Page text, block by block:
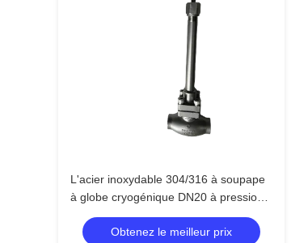
L'acier inoxydable 304/316 à soupape
à globe cryogénique DN20 à pression
maximale de 5,0 Mpa et à température
comprise entre -196 °C et +80 °C pour
Obtenez le meilleur prix